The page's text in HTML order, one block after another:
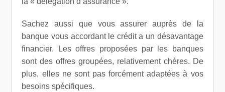
Sachez aussi que vous assurer auprès de la
banque vous accordant le crédit a un désavantage
financier.
Les offres proposées par les banques
sont des offres groupées, relativement chères. De
plus, elles ne sont pas forcément adaptées à vos
besoins spécifiques.